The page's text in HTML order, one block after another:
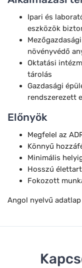
Ipari és
eszközök
növényvédő
Oktatási
tárolás
Gazdasági
rendszerezett
Előnyök
Megfelel az
Könnyű
Minimális
Hosszú
Fokozott
Angol nyelvű adatlap